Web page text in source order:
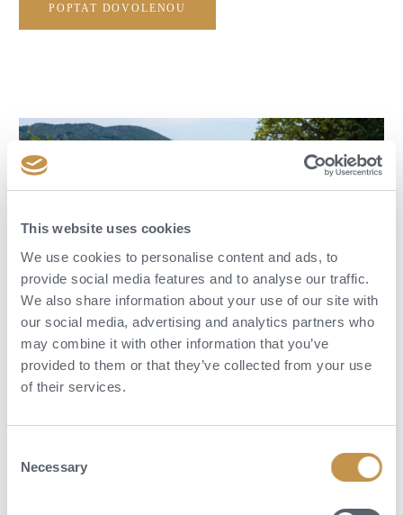
This website uses cookies
We use cookies to personalise content and ads, to
provide social media features and to analyse our traffic.
We also share information about your use of our site with
our social media, advertising and analytics partners who
may combine it with other information that you’ve
provided to them or that they’ve collected from your use
of their services.
Selection
Necessary
POPTAT DOVOLENOU
Aktivity
rozkoše. Cesta transcendence a klidu je ztělesněná směsí starověkého a
Jadran. Vybírat si v Sun Gardens Dubrovnik také můžete z bohaté